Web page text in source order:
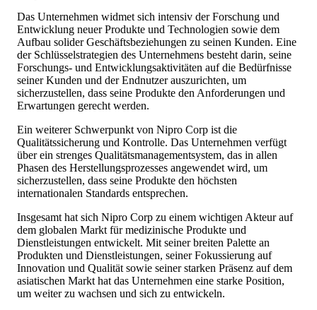
Das Unternehmen widmet sich intensiv der Forschung und
Entwicklung neuer Produkte und Technologien sowie dem
Aufbau solider Geschäftsbeziehungen zu seinen Kunden. Eine
der Schlüsselstrategien des Unternehmens besteht darin, seine
Forschungs- und Entwicklungsaktivitäten auf die Bedürfnisse
seiner Kunden und der Endnutzer auszurichten, um
sicherzustellen, dass seine Produkte den Anforderungen und
Erwartungen gerecht werden.
Ein weiterer Schwerpunkt von Nipro Corp ist die
Qualitätssicherung und Kontrolle. Das Unternehmen verfügt
über ein strenges Qualitätsmanagementsystem, das in allen
Phasen des Herstellungsprozesses angewendet wird, um
sicherzustellen, dass seine Produkte den höchsten
internationalen Standards entsprechen.
Insgesamt hat sich Nipro Corp zu einem wichtigen Akteur auf
dem globalen Markt für medizinische Produkte und
Dienstleistungen entwickelt. Mit seiner breiten Palette an
Produkten und Dienstleistungen, seiner Fokussierung auf
Innovation und Qualität sowie seiner starken Präsenz auf dem
asiatischen Markt hat das Unternehmen eine starke Position,
um weiter zu wachsen und sich zu entwickeln.